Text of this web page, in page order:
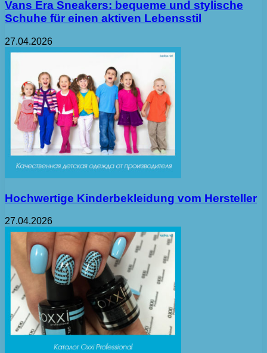
Vans Era Sneakers: bequeme und stylische
Schuhe für einen aktiven Lebensstil
27.04.2026
Hochwertige Kinderbekleidung vom Hersteller
27.04.2026